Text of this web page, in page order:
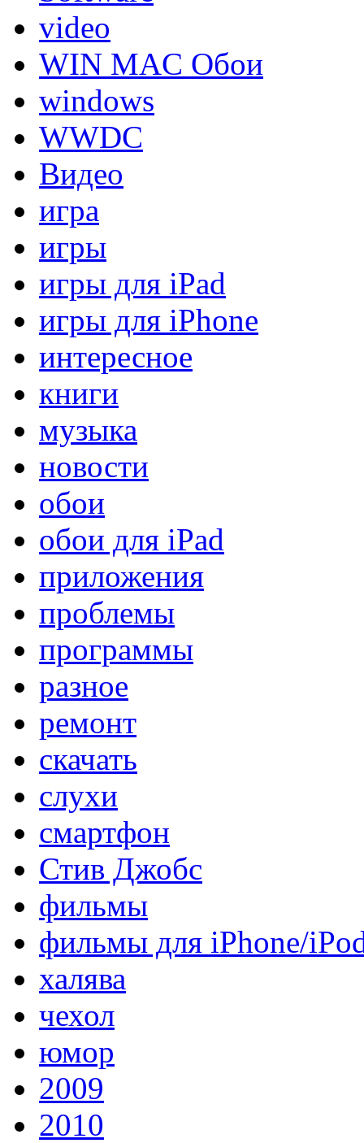
video
WIN MAC Обои
windows
WWDC
Видео
игра
игры
игры для iPad
игры для iPhone
интересное
книги
музыка
новости
обои
обои для iPad
приложения
проблемы
программы
разное
ремонт
скачать
слухи
смартфон
Стив Джобс
фильмы
фильмы для iPhone/
халява
чехол
юмор
2009
2010